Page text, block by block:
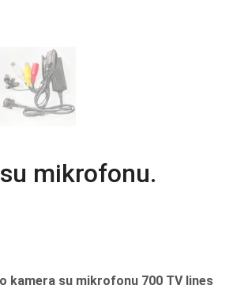
mikrofonu.
kamera su mikrofonu 700 TV lines